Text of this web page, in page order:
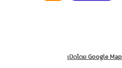
เปิดโดย Google Map